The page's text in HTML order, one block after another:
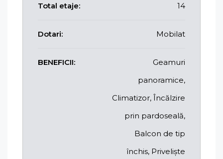
Total etaje: 14
Dotari: Mobilat
BENEFICII:
Geamuri
panoramice,
Climatizor, Încălzire
prin pardoseală,
Balcon de tip
închis, Priveliște